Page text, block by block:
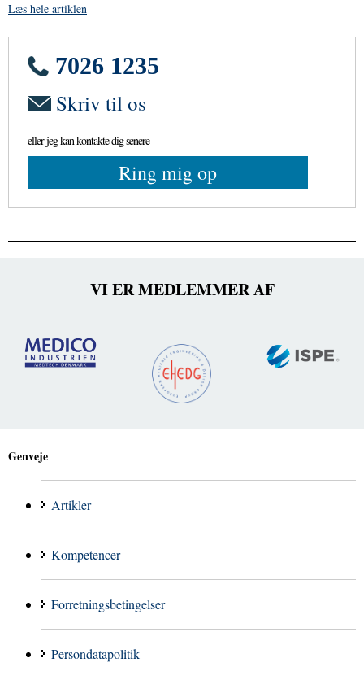
Læs hele artiklen
7026 1235
Skriv til os
eller jeg kan kontakte dig senere
Ring mig op
VI ER MEDLEMMER AF
Genveje
Artikler
Kompetencer
Forretningsbetingelser
Persondatapolitik